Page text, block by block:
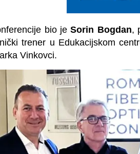
bio jeSorin Bogdan,
trener u Edukacijskom
Vinkovci.